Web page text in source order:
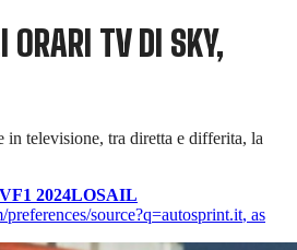
ORARI TV DI SKY,
in televisione, tra diretta e differita, la
F1 2024LOSAIL
source?q=autosprint.it, as